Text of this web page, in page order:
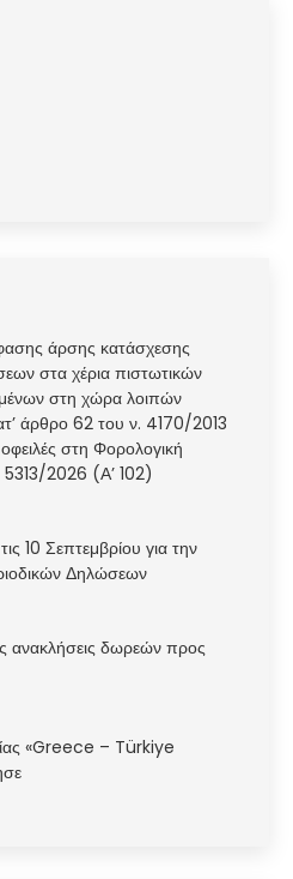
άρσης κατάσχεσης
στα χέρια πιστωτικών
στη χώρα λοιπών
άρθρο 62 του ν. 4170/2013
στη Φορολογική
5313/2026 (Α’ 102)
10 Σεπτεμβρίου για την
Δηλώσεων
ανακλήσεις δωρεών προς
«Greece – Türkiye